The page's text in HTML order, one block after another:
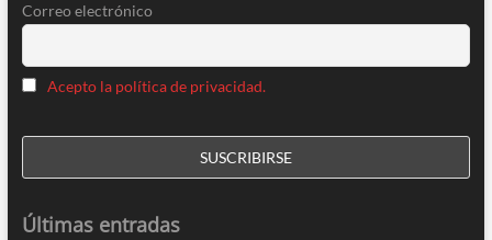
Correo electrónico
Acepto la política de privacidad.
Últimas entradas